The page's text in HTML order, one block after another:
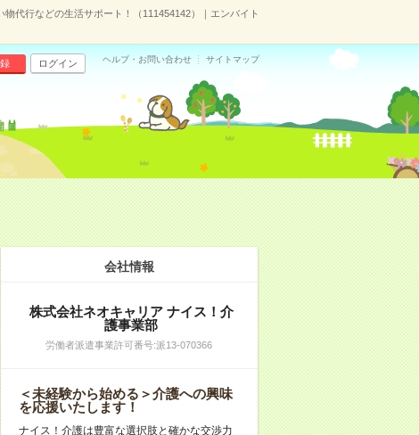
代行などの生活サポート！（111454142）｜エンバイト
ログイン ヘルプ・お問い合わせ サイトマップ
会社情報
株式会社ネオキャリア ナイス！介
護事業部
労働者派遣事業許可番号:派13-070366
＜未経験から始める＞介護への興味
を応援いたします！
ナイス！介護は豊富な選択肢と確かな交渉力